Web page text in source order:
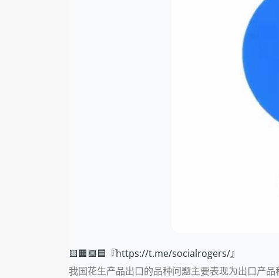
🟨🟧🟩🟦『https://t.me/socialrogers/』
我国花生产品出口的品种问题主要表现为出口产